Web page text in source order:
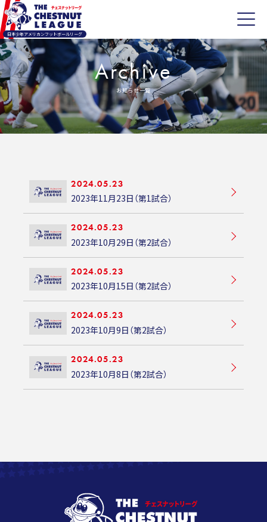
日本少年アメリカンフットボールリーグ
Archive
お知らせ一覧
2024.05.23
2023年11月23日（第1試合）
2024.05.23
2023年10月29日（第2試合）
2024.05.23
2023年10月15日（第2試合）
2024.05.23
2023年10月9日（第2試合）
2024.05.23
2023年10月8日（第2試合）